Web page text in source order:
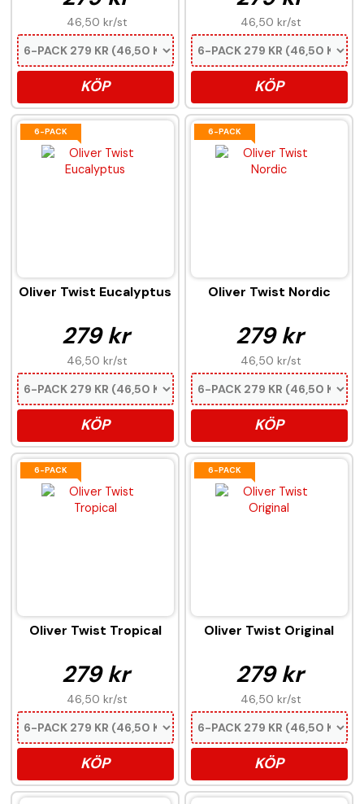
46,50 kr/st
KÖP
46,50 kr/st
KÖP
6-PACK
Oliver Twist Eucalyptus
279 kr
46,50 kr/st
KÖP
6-PACK
Oliver Twist Nordic
279 kr
46,50 kr/st
KÖP
6-PACK
Oliver Twist Tropical
279 kr
46,50 kr/st
KÖP
6-PACK
Oliver Twist Original
279 kr
46,50 kr/st
KÖP